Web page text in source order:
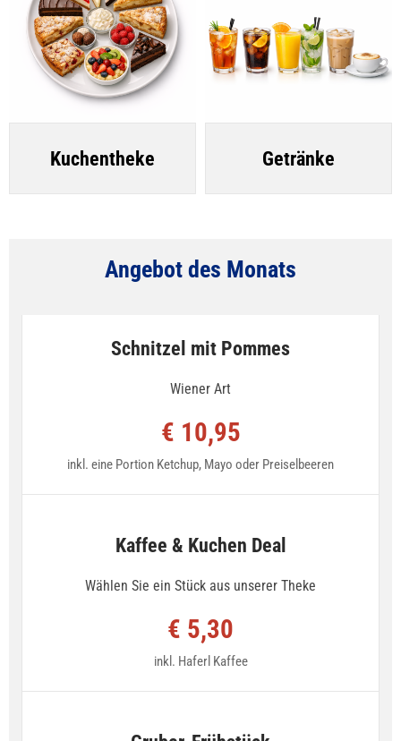
Kuchentheke Getränke
Angebot des Monats
Schnitzel mit Pommes
Wiener Art
€ 10,95
inkl. eine Portion Ketchup, Mayo oder Preiselbeeren
Kaffee & Kuchen Deal
Wählen Sie ein Stück aus unserer Theke
€ 5,30
inkl. Haferl Kaffee